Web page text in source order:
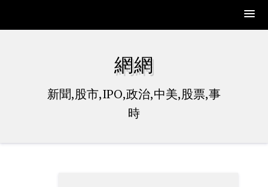
網網
新聞,股市,IPO,政治,中美,股票,事
時